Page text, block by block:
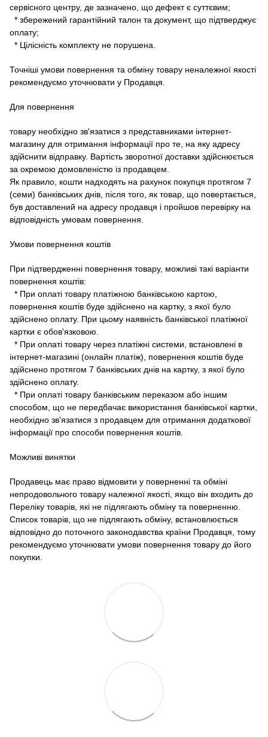
сервісного центру, де зазначено, що дефект є суттєвим;
* збережений гарантійний талон та документ, що підтверджує
оплату;
* Цілісність комплекту не порушена.
Точніші умови повернення та обміну товару неналежної якості
рекомендуємо уточнювати у Продавця.
Для повернення
товару необхідно зв'язатися з представниками інтернет-
магазину для отримання інформації про те, на яку адресу
здійснити відправку. Вартість зворотної доставки здійснюється
за окремою домовленістю із продавцем.
Як правило, кошти надходять на рахунок покупця протягом 7
(семи) банківських днів, після того, як товар, що повертається,
був доставлений на адресу продавця і пройшов перевірку на
відповідність умовам повернення.
Умови повернення коштів
При підтвердженні повернення товару, можливі такі варіанти
повернення коштів:
* При оплаті товару платіжною банківською картою,
повернення коштів буде здійснено на картку, з якої було
здійснено оплату. При цьому наявність банківської платіжної
картки є обов'язковою.
* При оплаті товару через платіжні системи, встановлені в
інтернет-магазині (онлайн платіж), повернення коштів буде
здійснено протягом 7 банківських днів на картку, з якої було
здійснено оплату.
* При оплаті товару банківським переказом або іншим
способом, що не передбачає використання банківської картки,
необхідно зв'язатися з продавцем для отримання додаткової
інформації про способи повернення коштів.
Можливі винятки
Продавець має право відмовити у поверненні та обміні
непродовольчого товару належної якості, якщо він входить до
Переліку товарів, які не підлягають обміну та поверненню.
Список товарів, що не підлягають обміну, встановлюється
відповідно до поточного законодавства країни Продавця, тому
рекомендуємо уточнювати умови повернення товару до його
покупки.